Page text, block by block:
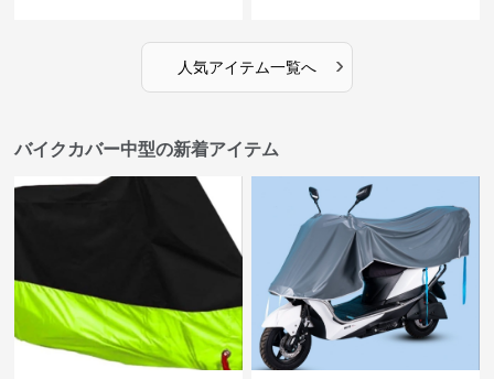
人気アイテム一覧へ ›
バイクカバー中型の新着アイテム